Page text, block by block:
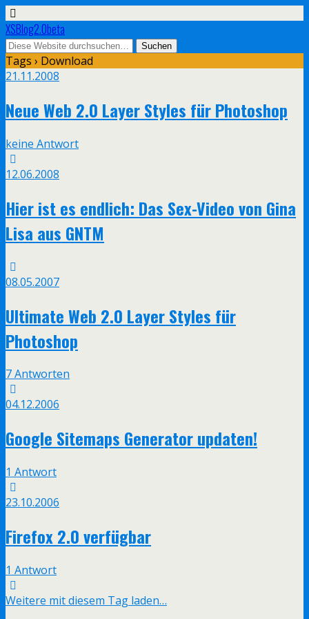
XSBlog2.0beta
Tags › Download
21.11.2008
Neue Web 2.0 Layer Styles für Photoshop
keine Antwort
12.06.2008
Hier ist es endlich: Das Sex-Video von Gina
Lisa aus GNTM
08.05.2007
Ultimate Web 2.0 Layer Styles für
Photoshop
7 Antworten
04.12.2006
Google Sitemaps Generator updaten!
1 Antwort
23.10.2006
Firefox 2.0 verfügbar
1 Antwort
Weitere mit diesem Tag laden…